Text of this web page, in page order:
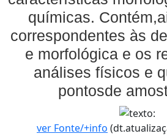
químicas.
correspondentes às
e morfológica e os
análises físicos e
pontosde
ver Fonte/+info